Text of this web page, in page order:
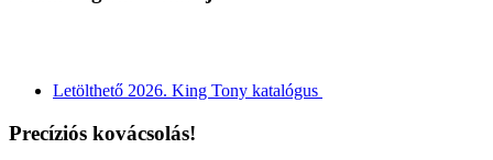
Letölthető 2026. King Tony katalógus
Precíziós kovácsolás!